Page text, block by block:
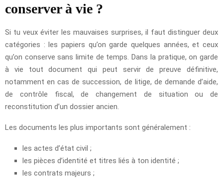
conserver à vie ?
Si tu veux éviter les mauvaises surprises, il faut distinguer deux
catégories : les papiers qu’on garde quelques années, et ceux
qu’on conserve sans limite de temps. Dans la pratique, on garde
à vie tout document qui peut servir de preuve définitive,
notamment en cas de succession, de litige, de demande d’aide,
de contrôle fiscal, de changement de situation ou de
reconstitution d’un dossier ancien.
Les documents les plus importants sont généralement :
les actes d’état civil ;
les pièces d’identité et titres liés à ton identité ;
les contrats majeurs ;